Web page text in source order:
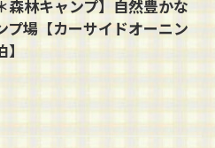
森林キャンプ】自然豊かな
プ場【カーサイドオーニン